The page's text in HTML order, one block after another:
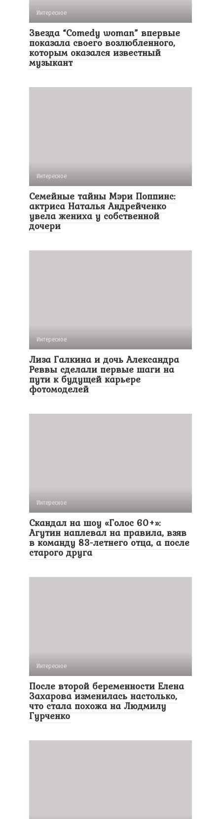
Интересное
Звезда “Comedy woman” впервые
показала своего возлюбленного,
которым оказался известный
музыкант
Интересное
Семейные тайны Мэри Поппинс:
актриса Наталья Андрейченко
увела жениха у собственной
дочери
Интересное
Лиза Галкина и дочь Александра
Реввы сделали первые шаги на
пути к будущей карьере
фотомоделей
Интересное
Скандал на шоу «Голос 60+»:
Агутин наплевал на правила, взяв
в команду 83-летнего отца, а после
старого друга
Интересное
После второй беременности Елена
Захарова изменилась настолько,
что стала похожа на Людмилу
Гурченко